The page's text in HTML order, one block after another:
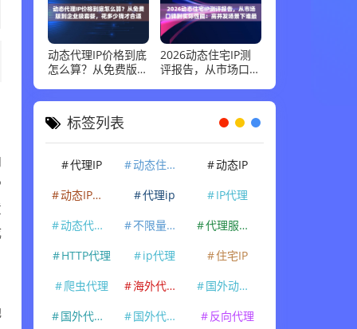
动态代理IP价格到底
怎么算？从免费版到
企业级套餐，花多少
钱才合适
2026动态住宅IP测
评报告，从市场口碑
到实际性能：高并发
场景下谁最稳
标签列表
代理IP 动态住宅IP
动态IP
动态IP代理
代理ip
IP代理
动态代理IP
不限量代理IP
代理服务器
HTTP代理
ip代理
住宅IP
爬虫代理
海外代理ip
国外动态IP
国外代理IP
国外代理ip 反向代理